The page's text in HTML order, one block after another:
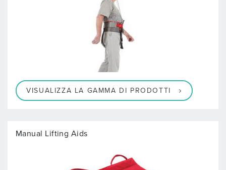
VISUALIZZA LA GAMMA DI PRODOTTI
Manual Lifting Aids